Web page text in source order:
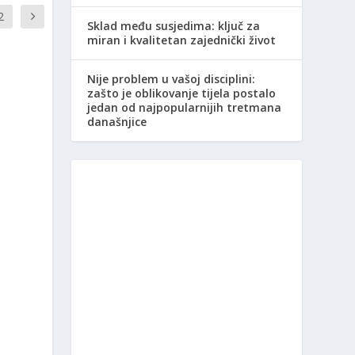
Sklad među susjedima: ključ za
miran i kvalitetan zajednički život
Nije problem u vašoj disciplini:
zašto je oblikovanje tijela postalo
jedan od najpopularnijih tretmana
današnjice